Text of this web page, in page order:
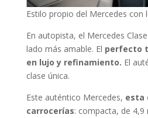
Estilo propio del Mercedes con
En autopista, el Mercedes
lado más amable. El perfecto
en lujo y refinamiento. El
clase única.
Este auténtico Mercedes, esta
carrocerías: compacta, de